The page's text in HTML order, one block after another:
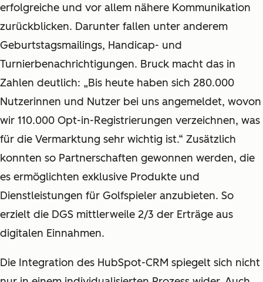
erfolgreiche und vor allem nähere Kommunikation
zurückblicken. Darunter fallen unter anderem
Geburtstagsmailings, Handicap- und
Turnierbenachrichtigungen. Bruck macht das in
Zahlen deutlich: „Bis heute haben sich 280.000
Nutzerinnen und Nutzer bei uns angemeldet, wovon
wir 110.000 Opt-in-Registrierungen verzeichnen, was
für die Vermarktung sehr wichtig ist.“ Zusätzlich
konnten so Partnerschaften gewonnen werden, die
es ermöglichten exklusive Produkte und
Dienstleistungen für Golfspieler anzubieten. So
erzielt die DGS mittlerweile 2/3 der Erträge aus
digitalen Einnahmen.
Die Integration des HubSpot-CRM spiegelt sich nicht